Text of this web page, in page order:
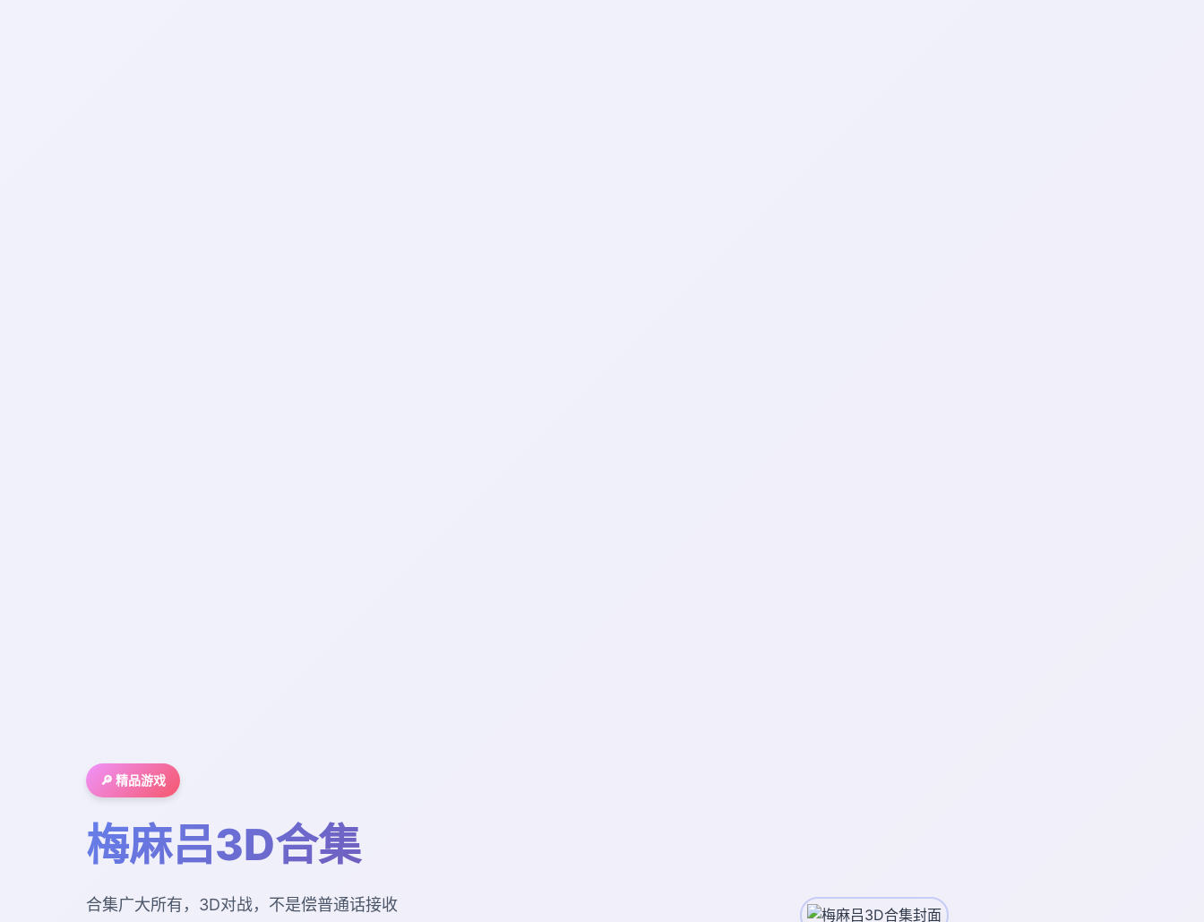
🔎 精品游戏
梅麻吕3D合集
合集广大所有，3D对战，不是偿普通话接收